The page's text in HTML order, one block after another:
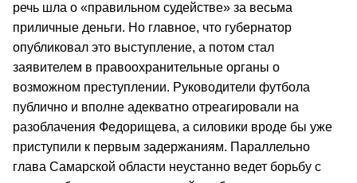
речь шла о «правильном судействе» за весьма
приличные деньги. Но главное, что губернатор
опубликовал это выступление, а потом стал
заявителем в правоохранительные органы о
возможном преступлении. Руководители футбола
публично и вполне адекватно отреагировали на
разоблачения Федорищева, а силовики вроде бы уже
приступили к первым задержаниям. Параллельно
глава Самарской области неустанно ведет борьбу с